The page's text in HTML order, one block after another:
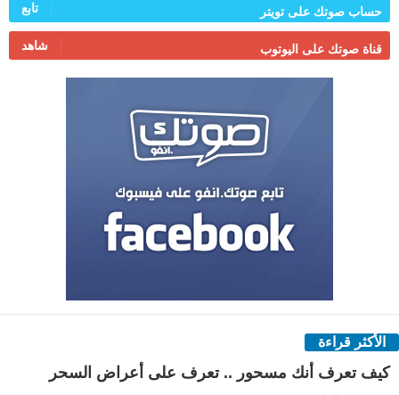
حساب صوتك على تويتر تابع
قناة صوتك على اليوتوب شاهد
الأكثر قراءة
كيف تعرف أنك مسحور .. تعرف على أعراض السحر